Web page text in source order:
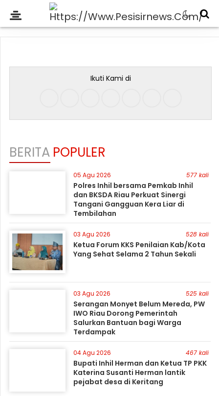
Ikuti Kami di
BERITA POPULER
05 Agu 2026 577 kali
Polres Inhil bersama Pemkab Inhil
dan BKSDA Riau Perkuat Sinergi
Tangani Gangguan Kera Liar di
Tembilahan
03 Agu 2026 528 kali
Ketua Forum KKS Penilaian Kab/Kota
Yang Sehat Selama 2 Tahun Sekali
03 Agu 2026 525 kali
Serangan Monyet Belum Mereda, PW
IWO Riau Dorong Pemerintah
Salurkan Bantuan bagi Warga
Terdampak
04 Agu 2026 467 kali
Bupati Inhil Herman dan Ketua TP PKK
Katerina Susanti Herman lantik
pejabat desa di Keritang